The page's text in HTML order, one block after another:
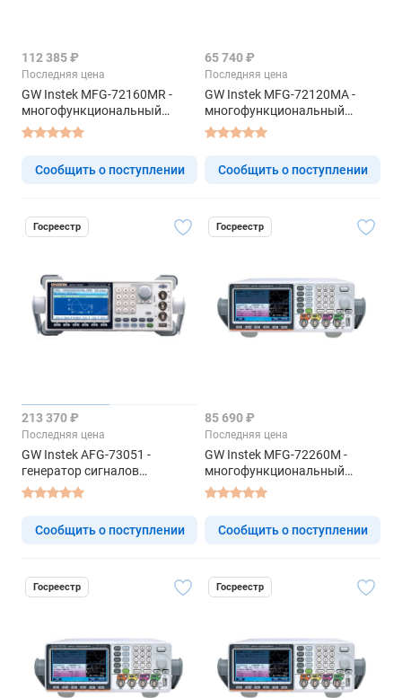
112 385 ₽
Последняя цена
GW Instek MFG-72160MR -
многофункциональный
генератор
Сообщить о поступлении
65 740 ₽
Последняя цена
GW Instek MFG-72120MA -
многофункциональный
генератор
Сообщить о поступлении
Госреестр
213 370 ₽
Последняя цена
GW Instek AFG-73051 -
генератор сигналов
специальной формы
Сообщить о поступлении
Госреестр
85 690 ₽
Последняя цена
GW Instek MFG-72260M -
многофункциональный
генератор
Сообщить о поступлении
Госреестр Госреестр